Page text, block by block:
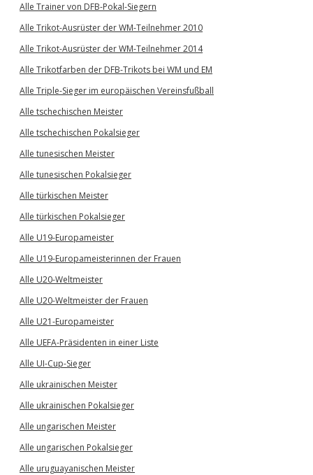
Alle Trainer von DFB-Pokal-Siegern
Alle Trikot-Ausrüster der WM-Teilnehmer 2010
Alle Trikot-Ausrüster der WM-Teilnehmer 2014
Alle Trikotfarben der DFB-Trikots bei WM und EM
Alle Triple-Sieger im europäischen Vereinsfußball
Alle tschechischen Meister
Alle tschechischen Pokalsieger
Alle tunesischen Meister
Alle tunesischen Pokalsieger
Alle türkischen Meister
Alle türkischen Pokalsieger
Alle U19-Europameister
Alle U19-Europameisterinnen der Frauen
Alle U20-Weltmeister
Alle U20-Weltmeister der Frauen
Alle U21-Europameister
Alle UEFA-Präsidenten in einer Liste
Alle UI-Cup-Sieger
Alle ukrainischen Meister
Alle ukrainischen Pokalsieger
Alle ungarischen Meister
Alle ungarischen Pokalsieger
Alle uruguayanischen Meister